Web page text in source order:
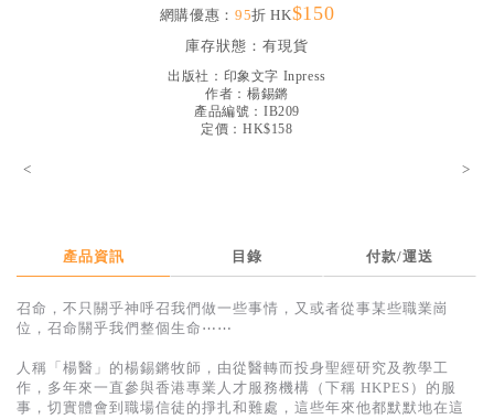
暢銷榜
中文二手書
英文二手書
精選英文書
網購優惠： 95折 HK$150
庫存狀態： 有現貨
出版社： 印象文字 Inpress
作者： 楊錫鏘
產品編號：IB209
定價：HK$158
< >
產品資訊 目錄 付款/運送
召命，不只關乎神呼召我們做一些事情，又或者從事某些職業崗
位，召命關乎我們整個生命⋯⋯
人稱「楊醫」的楊錫鏘牧師，由從醫轉而投身聖經研究及教學工
作，多年來一直參與香港專業人才服務機構（下稱 HKPES）的服
事，切實體會到職場信徒的掙扎和難處，這些年來他都默默地在這